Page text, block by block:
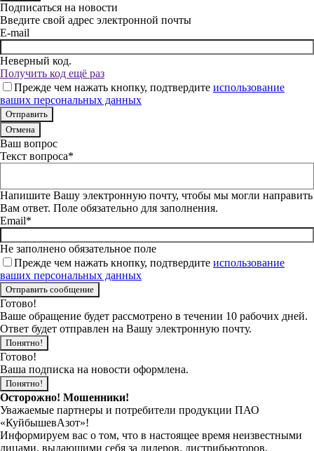
Подписаться на новости
Введите свой адрес электронной почты
E-mail
Неверный код.
Получить код ещё раз
Прежде чем нажать кнопку, подтвердите использование
ваших персональных данных
Отмена
Ваш вопрос
Текст вопроса*
Напишите Вашу электронную почту, чтобы мы могли направить
Вам ответ. Поле обязательно для заполнения.
Email*
Не заполнено обязательное поле
Прежде чем нажать кнопку, подтвердите использование
ваших персональных данных
Готово!
Ваше обращение будет рассмотрено в течении 10 рабочих дней.
Ответ будет отправлен на Вашу электронную почту.
Понятно!
Готово!
Ваша подписка на новости оформлена.
Понятно!
Осторожно! Мошенники!
Уважаемые партнеры и потребители продукции ПАО
«КуйбышевАзот»!
Информируем вас о том, что в настоящее время неизвестными
лицами, выдающими себя за дилеров, дистрибьюторов,